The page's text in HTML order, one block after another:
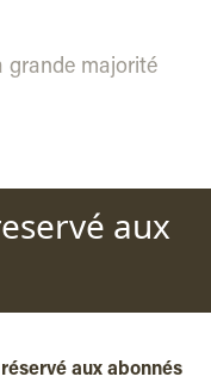
grande majorité
aux
réservé aux abonnés